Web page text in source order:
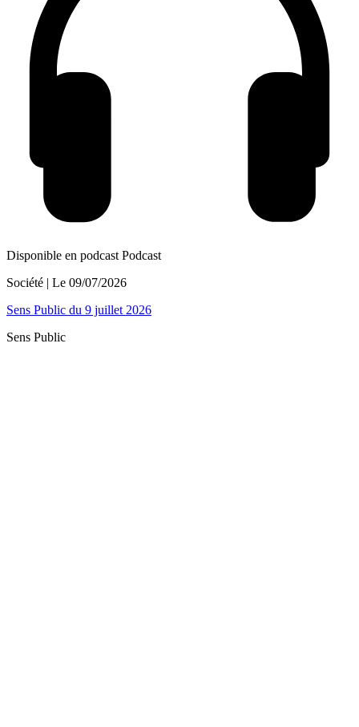
Disponible en podcast Podcast
Société | Le 09/07/2026
Sens Public du 9 juillet 2026
Sens Public